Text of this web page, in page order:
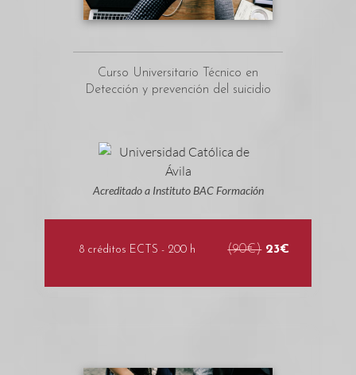
Curso Universitario Técnico en
Detección y prevención del suicidio
Acreditado a Instituto BAC Formación
8 créditos ECTS - 200 h (90€) 23€